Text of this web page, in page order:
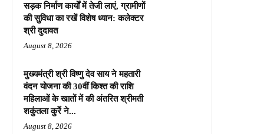
सड़क निर्माण कार्यों में तेजी लाएं, ग्रामीणों
की सुविधा का रखें विशेष ध्यान: कलेक्टर
श्री दुदावत
August 8, 2026
मुख्यमंत्री श्री विष्णु देव साय ने महतारी
वंदन योजना की 30वीं किश्त की राशि
महिलाओं के खातों में की अंतरित श्रीमती
शकुंतला कुर्रे ने...
August 8, 2026